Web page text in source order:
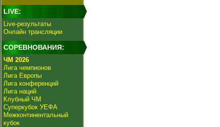
LIVE:
Live-результаты
Онлайн трансляции
СОРЕВНОВАНИЯ:
ЧМ 2026
Лига чемпионов
Лига Европы
Лига конференций
Лига наций
Клубный ЧМ
Суперкубок УЕФА
Межконтинентальный
кубок